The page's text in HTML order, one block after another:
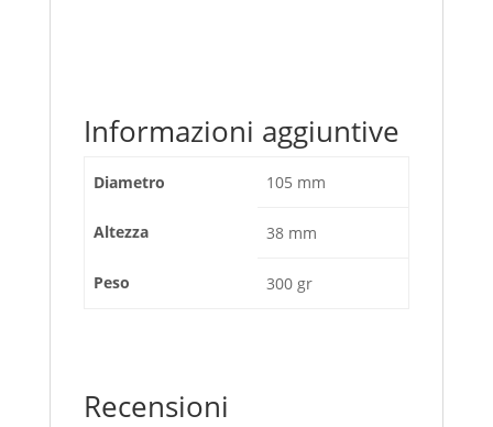
Informazioni aggiuntive
Diametro 105 mm
Altezza 38 mm
Peso 300 gr
Recensioni